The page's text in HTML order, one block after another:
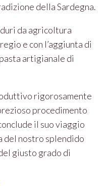
della Sardegna.
da agricoltura
e con l’aggiunta di
artigianale di
rigorosamente
procedimento
il suo viaggio
del nostro splendido
giusto grado di